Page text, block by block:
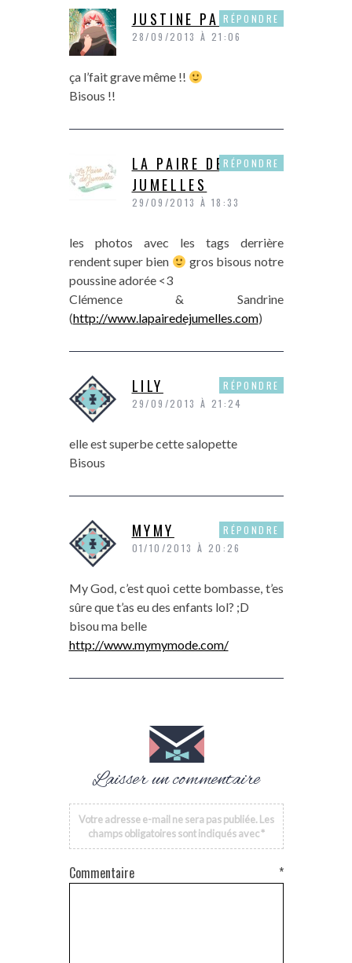
JUSTINE PAPER
28/09/2013 À 21:06
ça l’fait grave même !!
Bisous !!
RÉPONDRE
LA PAIRE DE
JUMELLES
29/09/2013 À 18:33
les photos avec les tags derrière
rendent super bien
gros bisous notre
poussine adorée <3
Clémence & Sandrine
(http://www.lapairedejumelles.com)
RÉPONDRE
LILY
29/09/2013 À 21:24
elle est superbe cette salopette
Bisous
RÉPONDRE
MYMY
01/10/2013 À 20:26
My God, c’est quoi cette bombasse, t’es
sûre que t’as eu des enfants lol? ;D
bisou ma belle
http://www.mymymode.com/
RÉPONDRE
Laisser un commentaire
Votre adresse e-mail ne sera pas publiée. Les
champs obligatoires sont indiqués avec*
Commentaire *